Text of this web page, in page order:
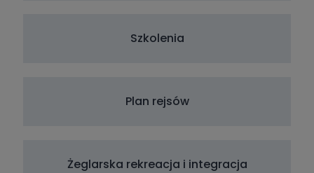
Szkolenia
Plan rejsów
Żeglarska rekreacja i integracja